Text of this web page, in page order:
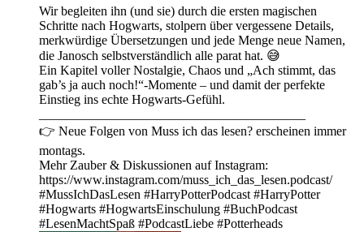
Wir begleiten ihn (und sie) durch die ersten magischen
Schritte nach Hogwarts, stolpern über vergessene Details,
merkwürdige Übersetzungen und jede Menge neue Namen,
die Janosch selbstverständlich alle parat hat. 😅
Ein Kapitel voller Nostalgie, Chaos und „Ach stimmt, das
gab’s ja auch noch!“-Momente – und damit der perfekte
Einstieg ins echte Hogwarts-Gefühl.
👉 Neue Folgen von Muss ich das lesen? erscheinen immer
montags.
Mehr Zauber & Diskussionen auf Instagram:
https://www.instagram.com/muss_ich_das_lesen.podcast/
#MussIchDasLesen #HarryPotterPodcast #HarryPotter
#Hogwarts #HogwartsEinschulung #BuchPodcast
#LesenMachtSpaß #PodcastLiebe #Potterheads